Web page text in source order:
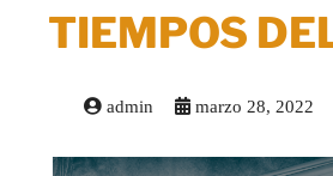
TIEMPOS
admin marzo 28, 2022